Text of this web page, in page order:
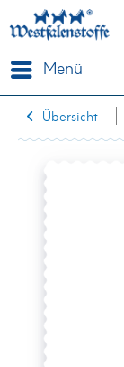
Menü
Übersicht